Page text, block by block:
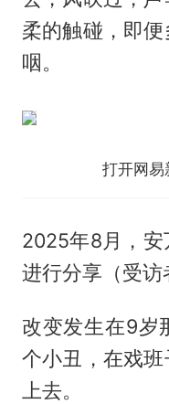
柔的触碰，即
咽。
打开网易
2025年8月，安
进行分享（受访
改变发生在9岁
个小丑，在戏
上去。